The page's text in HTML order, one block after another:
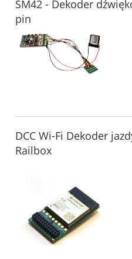
SM42 - Dekoder
pin
DCC Wi-Fi Dekoder
Railbox